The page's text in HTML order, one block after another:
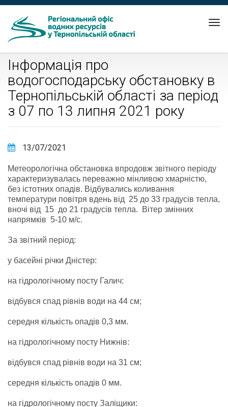
Інформація про
водогосподарську обстановку в
Тернопільській області за період
з 07 по 13 липня 2021 року
13/07/2021
Метеорологічна обстановка впродовж звітного періоду
характеризувалась переважно мінливою хмарністю,
без істотних опадів. Відбувались коливання
температури повітря вдень від 25 до 33 градусів тепла,
вночі від 15 до 21 градусів тепла. Вітер змінних
напрямків 5-10 м/с.
За звітний період:
у басейні річки Дністер:
на гідрологічному посту Галич:
відбувся спад рівнів води на 44 см;
середня кількість опадів 0,3 мм.
на гідрологічному посту Нижнів:
відбувся спад рівнів води на 31 см;
середня кількість опадів 0 мм.
на гідрологічному посту Заліщики: